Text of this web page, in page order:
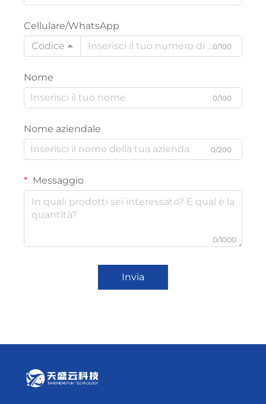
Cellulare/WhatsApp
Codice
0/100
Nome
0/100
Nome aziendale
0/200
Messaggio
0/1000
Invia